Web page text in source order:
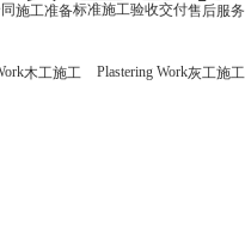
施工准备标准施工验收交付售后服务
木工施工 Plastering Work灰工施工